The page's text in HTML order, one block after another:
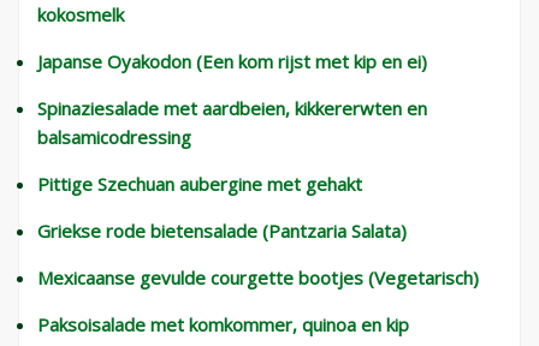
kokosmelk
Japanse Oyakodon (Een kom rijst met kip en ei)
Spinaziesalade met aardbeien, kikkererwten en
balsamicodressing
Pittige Szechuan aubergine met gehakt
Griekse rode bietensalade (Pantzaria Salata)
Mexicaanse gevulde courgette bootjes (Vegetarisch)
Paksoisalade met komkommer, quinoa en kip